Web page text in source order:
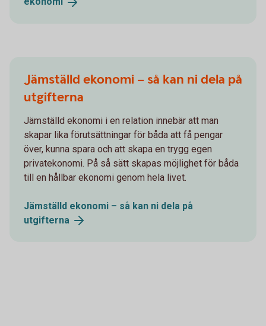
Jämställd ekonomi – så kan ni dela på
utgifterna
Jämställd ekonomi i en relation innebär att man
skapar lika förutsättningar för båda att få pengar
över, kunna spara och att skapa en trygg egen
privatekonomi. På så sätt skapas möjlighet för båda
till en hållbar ekonomi genom hela livet.
Jämställd ekonomi – så kan ni dela på
utgifterna